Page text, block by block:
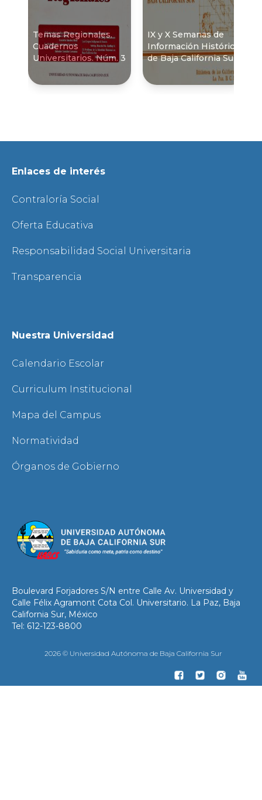
Temas Regionales.
Cuadernos
Universitarios. Núm. 3
IX y X Semanas de
Información Histórica
de Baja California Sur
Enlaces de interés
Contraloría Social
Oferta Educativa
Responsabilidad Social Universitaria
Transparencia
Nuestra Universidad
Calendario Escolar
Curriculum Institucional
Mapa del Campus
Normatividad
Órganos de Gobierno
Boulevard Forjadores S/N entre Calle Av. Universidad y
Calle Félix Agramont Cota Col. Universitario. La Paz, Baja
California Sur, México
Tel: 612-123-8800
2026 © Universidad Autónoma de Baja California Sur